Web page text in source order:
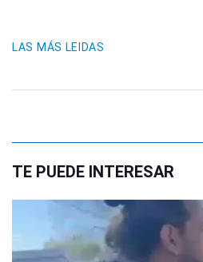
LAS MÁS LEIDAS
TE PUEDE INTERESAR